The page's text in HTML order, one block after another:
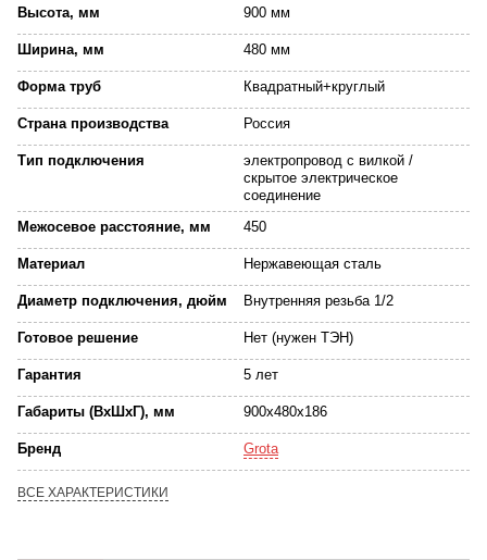
Высота, мм 900 мм
Ширина, мм 480 мм
Форма труб Квадратный+круглый
Страна производства Россия
Тип подключения
электропровод с вилкой /
скрытое электрическое
соединение
Межосевое расстояние, мм
450
Материал Нержавеющая сталь
Диаметр подключения, дюйм Внутренняя резьба 1/2
Готовое решение Нет (нужен ТЭН)
Гарантия 5 лет
Габариты (ВхШхГ), мм 900x480x186
Бренд Grota
ВСЕ ХАРАКТЕРИСТИКИ